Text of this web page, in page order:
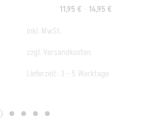
11,95 € 14,95 €
inkl. MwSt.
zzgl. Versandkosten
Lieferzeit: 3 - 5 Werktage